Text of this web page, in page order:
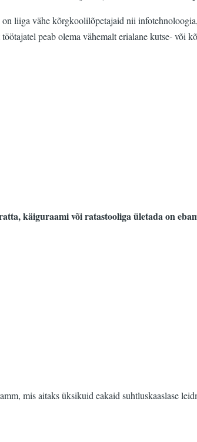
liiga vähe kõrgkoolilõpetajaid nii
peab olema vähemalt erialane kutse- või
käiguraami või ratastooliga ületada on
mis aitaks üksikuid eakaid suhtluskaaslase